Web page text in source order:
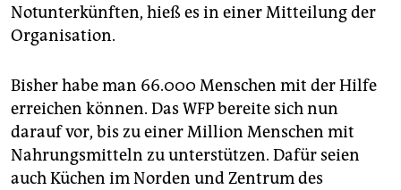
Notunterkünften, hieß es in einer Mitteilung der
Organisation.
Bisher habe man 66.000 Menschen mit der Hilfe
erreichen können. Das WFP bereite sich nun
darauf vor, bis zu einer Million Menschen mit
Nahrungsmitteln zu unterstützen. Dafür seien
auch Küchen im Norden und Zentrum des